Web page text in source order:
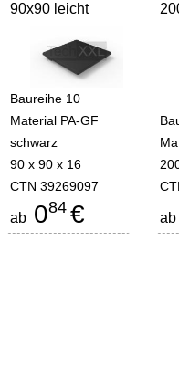
90x90 leicht
Baureihe 10
Material PA-GF
schwarz
90 x 90 x 16
CTN 39269097
ab 084 € ab